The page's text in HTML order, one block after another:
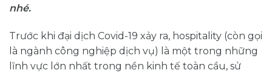
nhé.
Trước khi đại dịch Covid-19 xảy ra, hospitality (còn gọi
là ngành công nghiệp dịch vụ) là một trong những
lĩnh vực lớn nhất trong nền kinh tế toàn cầu, sử